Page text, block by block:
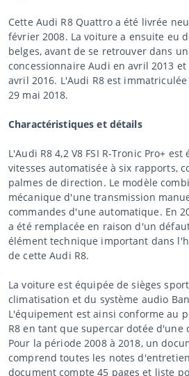
Cette Audi R8 Quattro a été livrée
février 2008. La voiture a ensuite eu
belges, avant de se retrouver dans
concessionnaire Audi en avril 2013
avril 2016. L'Audi R8 est
29 mai 2018.
Charactéristiques et détails
L'Audi R8 4,2 V8 FSI R-Tronic Pro+
vitesses automatisée à six rapports,
palmes de direction. Le modèle
mécanique d'une transmission
commandes d'une automatique. En
a été remplacée en raison d'un
élément technique important dans
de cette Audi R8.
La voiture est équipée de sièges
climatisation et du système audio
L'équipement est ainsi conforme au
R8 en tant que supercar dotée
Pour la période 2008 à 2018, un
comprend toutes les notes
document compte 45 pages et liste